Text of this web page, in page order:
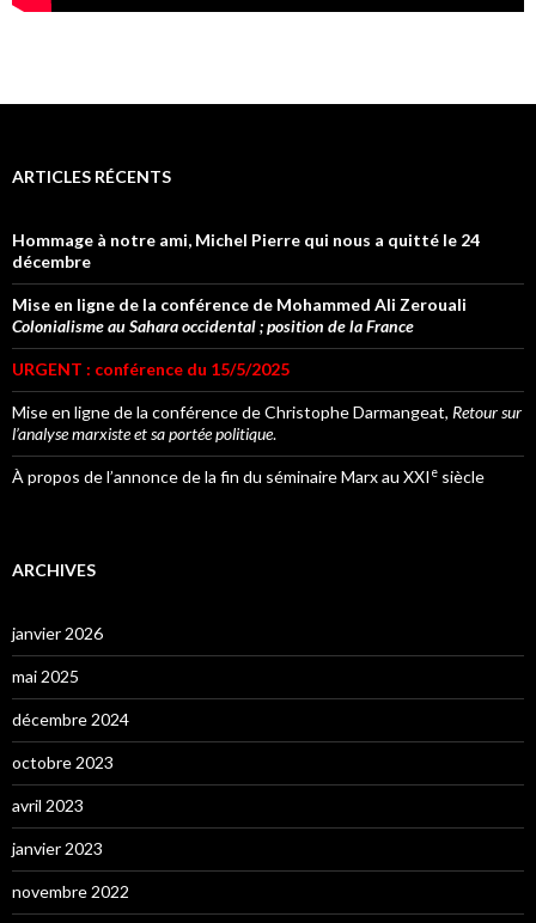
ARTICLES RÉCENTS
Hommage à notre ami, Michel Pierre qui nous a quitté le 24
décembre
Mise en ligne de la conférence de Mohammed Ali Zerouali
Colonialisme au Sahara occidental ; position de la France
URGENT : conférence du 15/5/2025
Mise en ligne de la conférence de Christophe Darmangeat, Retour sur
l’analyse marxiste et sa portée politique.
À propos de l’annonce de la fin du séminaire Marx au XXI e siècle
ARCHIVES
janvier 2026
mai 2025
décembre 2024
octobre 2023
avril 2023
janvier 2023
novembre 2022